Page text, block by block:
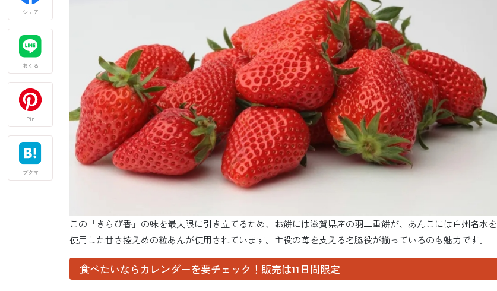
この「きらぴ香」の味を最大限に引き立てるため、お餅には滋賀県産の羽二重餅が、あんこには白州名水を
使用した甘さ控えめの粒あんが使用されています。主役の苺を支える名脇役が揃っているのも魅力です。
食べたいならカレンダーを要チェック！販売は11日間限定
シェア
おくる
Pin
ブクマ